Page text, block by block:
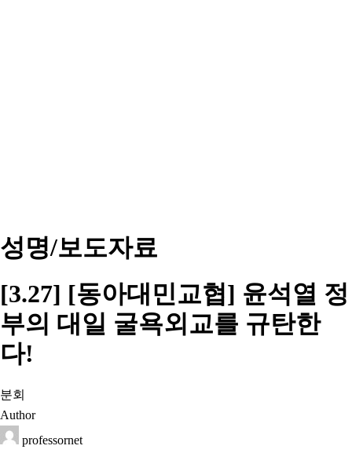
성명/보도자료
[3.27] [동아대민교협] 윤석열 정
부의 대일 굴욕외교를 규탄한
다!
분회
Author
professornet